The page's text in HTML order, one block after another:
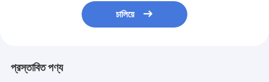
চালিয়ে
প্রস্তাবিত পণ্য